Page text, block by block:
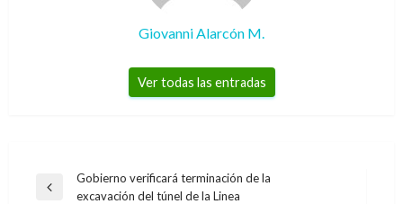
Giovanni Alarcón M.
Ver todas las entradas
Navegación
Entrada
Gobierno verificará terminación de la
excavación del túnel de la Linea